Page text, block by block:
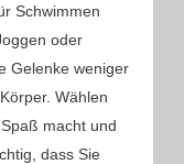
Schwimmen
oder
Gelenke weniger
Wählen
macht und
dass Sie